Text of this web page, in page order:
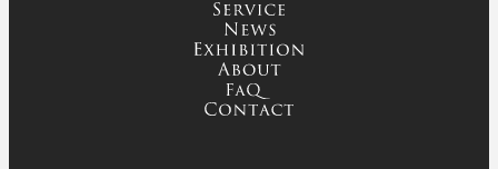
service
news
exhibition
about
FAQ
contact